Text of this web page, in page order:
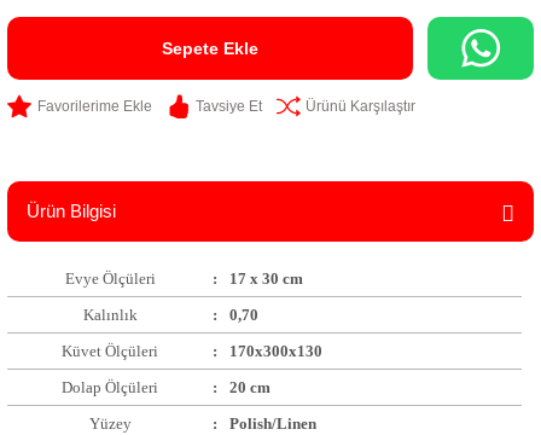
Sepete Ekle
Tavsiye Et Ürünü Karşılaştır
Ürün Bilgisi
Evye Ölçüleri :
17 x 30 cm
Kalınlık
:
0,70
Küvet Ölçüleri
:
170x300x130
Dolap Ölçüleri
:
20 cm
Yüzey
:
Polish/Linen